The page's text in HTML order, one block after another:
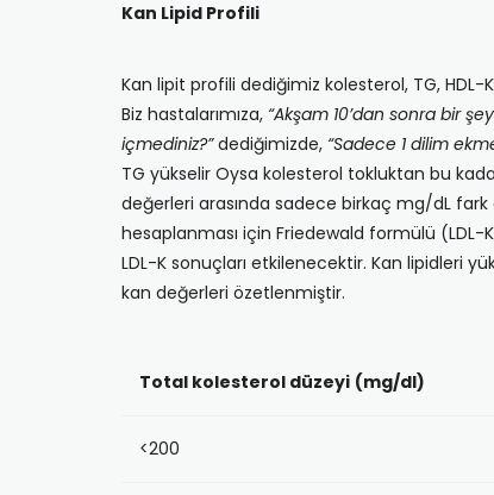
Kan Lipid Profili
Kan lipit profili dediğimiz kolesterol, TG, HDL-
Biz hastalarımıza, “Akşam 10’dan sonra bir
içmediniz?”dediğimizde, “Sadece 1 dilim
TG yükselir Oysa kolesterol tokluktan bu
değerleri arasında sadece birkaç mg/dL fark
hesaplanması için Friedewald formülü (LDL-
LDL-K sonuçları etkilenecektir. Kan lipidleri
kan değerleri özetlenmiştir.
Total kolesterol düzeyi (mg/dl)
<200